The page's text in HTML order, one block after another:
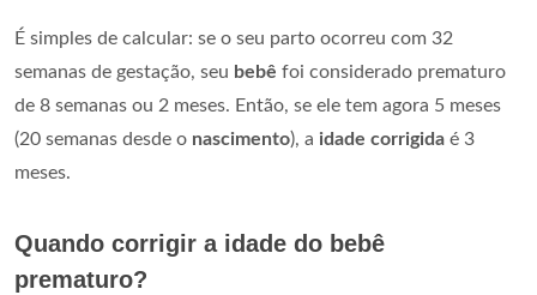
É simples de calcular: se o seu parto ocorreu com 32
semanas de gestação, seu bebê foi considerado prematuro
de 8 semanas ou 2 meses. Então, se ele tem agora 5 meses
(20 semanas desde o nascimento), a idade corrigida é 3
meses.
Quando corrigir a idade do bebê
prematuro?